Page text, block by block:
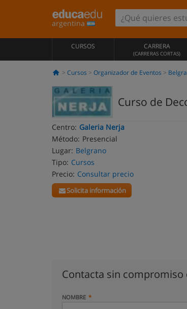
argentina
CURSOS CARRERA
(CARRERAS CORTAS)
Cursos Organizador de Eventos
Curso de
Centro: Galeria Nerja
Método: Presencial
Lugar: Belgrano
Tipo: Cursos
Precio: Consultar precio
Solicita información
Contacta sin compromiso
NOMBRE